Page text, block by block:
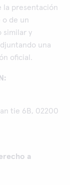
la presentación
o de un
similar y
una
oficial.
tie 6B, 02200
a